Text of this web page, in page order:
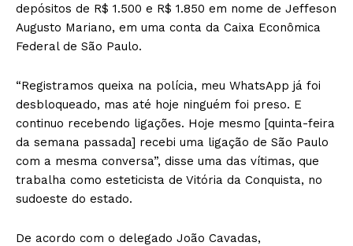
depósitos de R$ 1.500 e R$ 1.850 em nome de Jeffeson
Augusto Mariano, em uma conta da Caixa Econômica
Federal de São Paulo.
“Registramos queixa na polícia, meu WhatsApp já foi
desbloqueado, mas até hoje ninguém foi preso. E
continuo recebendo ligações. Hoje mesmo [quinta-feira
da semana passada] recebi uma ligação de São Paulo
com a mesma conversa”, disse uma das vítimas, que
trabalha como esteticista de Vitória da Conquista, no
sudoeste do estado.
De acordo com o delegado João Cavadas,